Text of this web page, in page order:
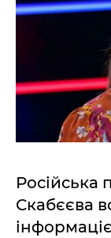
Російська
Скабєєва